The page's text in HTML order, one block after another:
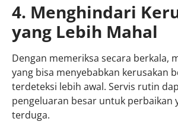
4. Menghindari
yang Lebih Mahal
Dengan memeriksa secara berkala,
yang bisa menyebabkan kerusakan
terdeteksi lebih awal. Servis rutin
pengeluaran besar untuk perbaikan
terduga.